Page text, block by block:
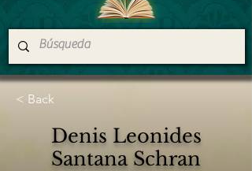
< Back
Denis Leonides
Santana Schran